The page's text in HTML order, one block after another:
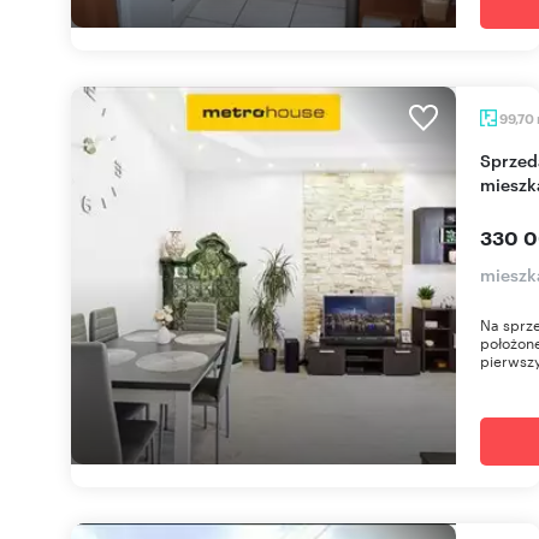
99,70
Sprzedam przestronne dwupoziomowe
330
Na